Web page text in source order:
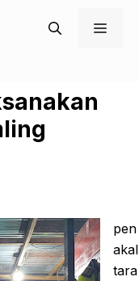
pen
akal
tara